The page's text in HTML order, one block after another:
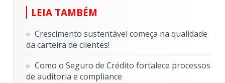
LEIA TAMBÉM
Crescimento sustentável começa na qualidade
da carteira de clientes!
Como o Seguro de Crédito fortalece processos
de auditoria e compliance